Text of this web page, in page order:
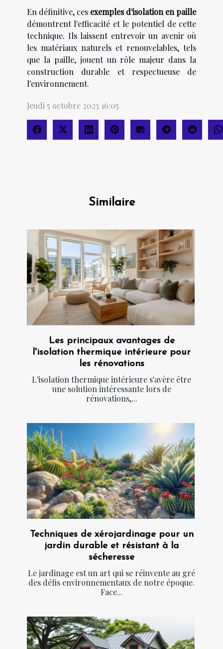
En définitive, ces exemples d'isolation en paille
démontrent l'efficacité et le potentiel de cette
technique. Ils laissent entrevoir un avenir où
les matériaux naturels et renouvelables, tels
que la paille, jouent un rôle majeur dans la
construction durable et respectueuse de
l'environnement.
Jeudi 5 octobre 2023 16:05
Similaire
Les principaux avantages de
l'isolation thermique intérieure pour
les rénovations
L'isolation thermique intérieure s'avère être
une solution intéressante lors de
rénovations,...
Techniques de xérojardinage pour un
jardin durable et résistant à la
sécheresse
Le jardinage est un art qui se réinvente au gré
des défis environnementaux de notre époque.
Face...